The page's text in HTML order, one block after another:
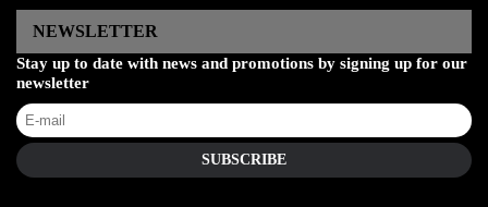
NEWSLETTER
Stay up to date with news and promotions by signing up for our
newsletter
SUBSCRIBE